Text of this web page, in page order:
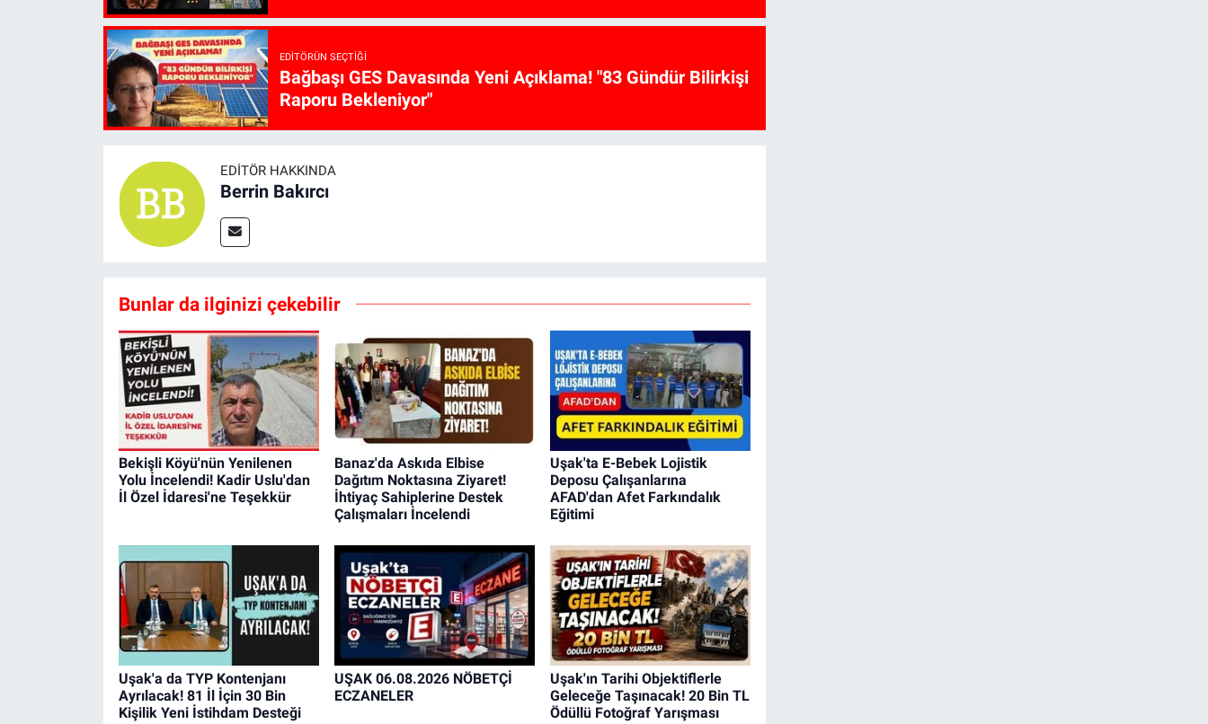
EDITÖRÜN SEÇTIĞI
Bağbaşı GES Davasında Yeni Açıklama! "83 Gündür Bilirkişi
Raporu Bekleniyor"
EDITÖR HAKKINDA
Berrin Bakırcı
Bunlar da ilginizi çekebilir
Bekişli Köyü'nün Yenilenen
Yolu İncelendi! Kadir Uslu'dan
İl Özel İdaresi'ne Teşekkür
Banaz'da Askıda Elbise
Dağıtım Noktasına Ziyaret!
İhtiyaç Sahiplerine Destek
Çalışmaları İncelendi
Uşak'ta E-Bebek Lojistik
Deposu Çalışanlarına
AFAD'dan Afet Farkındalık
Eğitimi
Uşak'a da TYP Kontenjanı
Ayrılacak! 81 İl İçin 30 Bin
Kişilik Yeni İstihdam Desteği
UŞAK 06.08.2026 NÖBETÇİ
ECZANELER
Uşak'ın Tarihi Objektiflerle
Geleceğe Taşınacak! 20 Bin TL
Ödüllü Fotoğraf Yarışması